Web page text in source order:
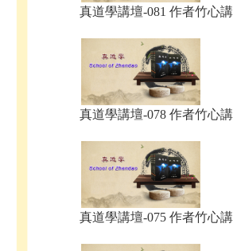
真道學講壇-081 作者竹心
真道學講壇-078 作者竹心
真道學講壇-075 作者竹心